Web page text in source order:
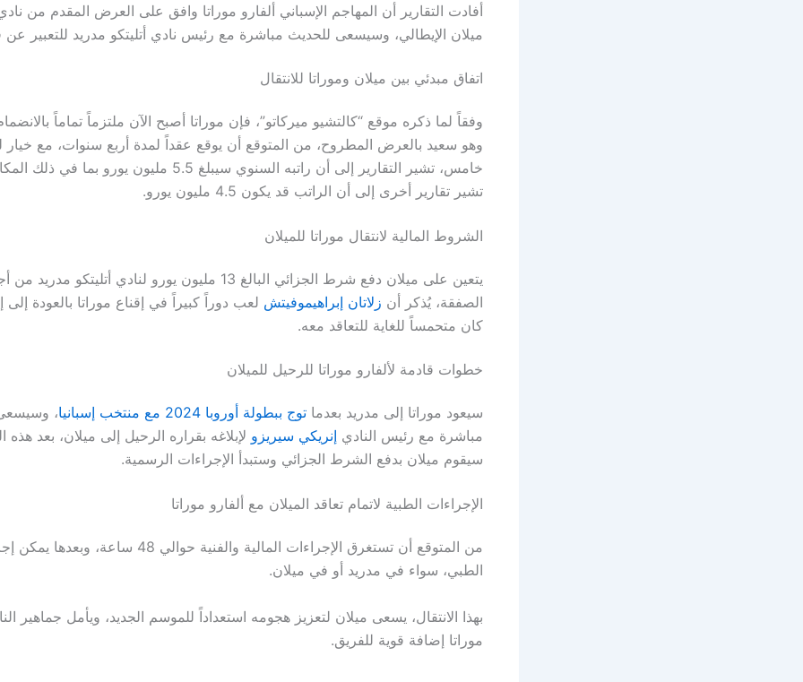
أفادت التقارير أن المهاجم الإسباني ألفارو موراتا وافق على العرض المقدم من
ميلان الإيطالي، وسيسعى للحديث مباشرة مع رئيس نادي أتليتكو مدريد للتعبير عن
اتفاق مبدئي بين ميلان وموراتا للانتقال
وفقاً لما ذكره موقع “كالتشيو ميركاتو”، فإن موراتا أصبح الآن ملتزماً تماماً
وهو سعيد بالعرض المطروح، من المتوقع أن يوقع عقداً لمدة أربع سنوات، مع خيار
خامس، تشير التقارير إلى أن راتبه السنوي سيبلغ 5.5 مليون يورو
تشير تقارير أخرى إلى أن الراتب قد يكون 4.5 مليون يورو.
الشروط المالية لانتقال موراتا للميلان
يتعين على ميلان دفع شرط الجزائي البالغ 13 مليون يورو لنادي أتليتكو
الصفقة، يُذكر أن زلاتان إبراهيموفيتش لعب دوراً كبيراً في إقناع موراتا بالعودة إلى
كان متحمساً للغاية للتعاقد معه.
خطوات قادمة لألفارو موراتا للرحيل للميلان
سيعود موراتا إلى مدريد بعدما توج ببطولة أوروبا 2024 مع منتخب إسبانيا
،
مباشرة مع رئيس النادي إنريكي سيريزو لإبلاغه بقراره الرحيل إلى ميلان، بعد هذه
سيقوم ميلان بدفع الشرط الجزائي وستبدأ الإجراءات الرسمية.
الإجراءات الطبية لاتمام تعاقد الميلان مع ألفارو موراتا
من المتوقع أن تستغرق الإجراءات المالية والفنية حوالي 48
الطبي، سواء في مدريد أو في ميلان.
بهذا الانتقال، يسعى ميلان لتعزيز هجومه استعداداً للموسم الجديد، ويأمل جماهير
موراتا إضافة قوية للفريق.